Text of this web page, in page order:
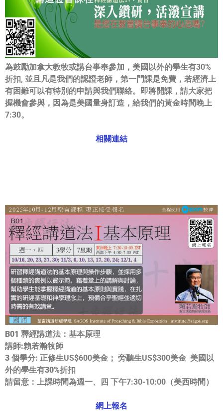
為鼓勵加拿大教牧或講台事奉參加，美國以外的學生有30%
折扣, 並且凡是我們的認證老師，第一門課是免費， 若經濟上
有困難可以有特別的申請與我們聯絡。即將開課， 請大家把
握機會參與，因為是美國量身訂造， 給我們的黃金時間晚上
7:30。
相關連結
B01 釋經講道法：基本原理
講師:賴若瀚牧師
3 個學分: 正修生US$600美金； 旁聽生US$300美金 美國以
外的學生有30%折扣
請留意： 上課時間為週一、四 下午7:30-10:00 （美西時間）
網上報名